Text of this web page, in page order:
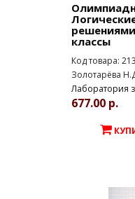
классы
Код товара:
Золотарёва
Лаборатория
677.00 р.